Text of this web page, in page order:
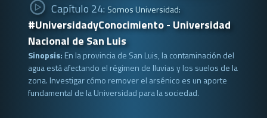
Capítulo 24: Somos Universidad:
#UniversidadyConocimiento - Universidad
Nacional de San Luis
Sinopsis: En la provincia de San Luis, la contaminación del
agua está afectando el régimen de lluvias y los suelos de la
zona. Investigar cómo remover el arsénico es un aporte
fundamental de la Universidad para la sociedad.